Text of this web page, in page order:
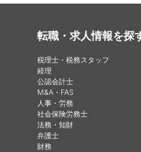
転職・求人情報を探
税理士・税務スタッフ
経理
公認会計士
M&A・FAS
人事・労務
社会保険労務士
法務・知財
弁護士
財務